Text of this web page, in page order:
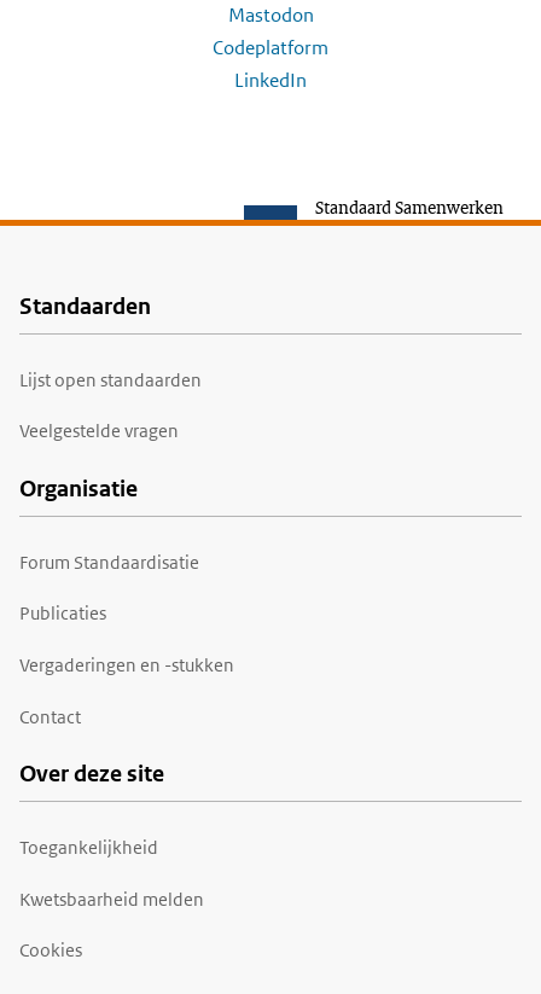
Mastodon
Codeplatform
LinkedIn
Standaard Samenwerken
Voet
Standaarden
Lijst open standaarden
Veelgestelde vragen
Organisatie
Forum Standaardisatie
Publicaties
Vergaderingen en -stukken
Contact
Over deze site
Toegankelijkheid
Kwetsbaarheid melden
Cookies